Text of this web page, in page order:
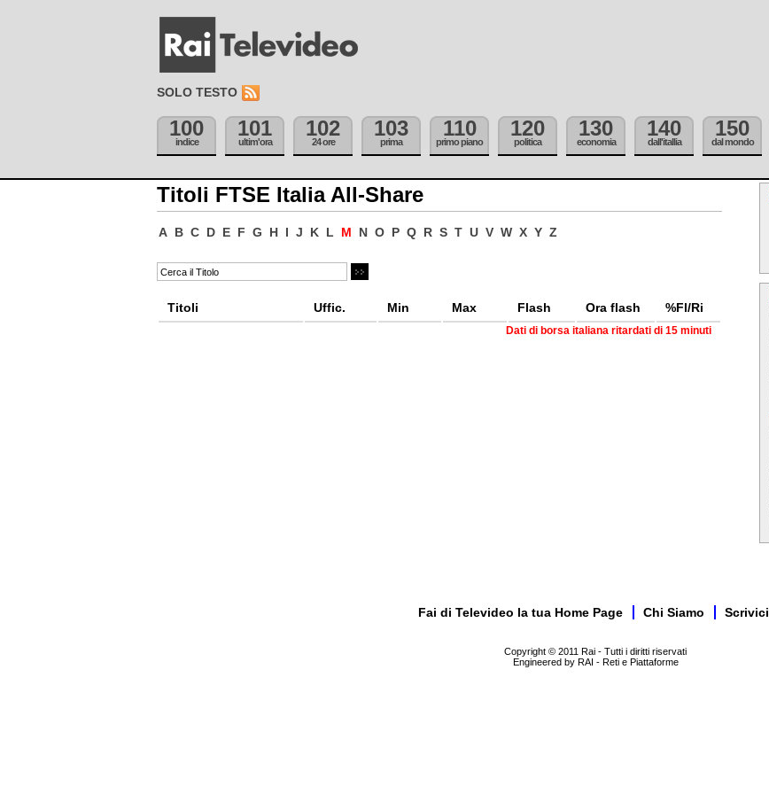
SOLO TESTO
100
indice
101
ultim'ora
102
24 ore
103
prima
110
primo piano
120
politica
130
economia
140
dall'itallia
150
dal mondo
Titoli FTSE Italia All-Share
A B C D E F G H I J K L M N O P Q R S T U V W X Y Z
Titoli Uffic. Min Max Flash Ora flash %Fl/Ri
Dati di borsa italiana ritardati di 15 minuti
Fai di Televideo la tua Home Page Chi Siamo Scrivici
Copyright © 2011 Rai - Tutti i diritti riservati
Engineered by RAI - Reti e Piattaforme